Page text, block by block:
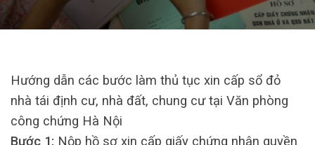
Hướng dẫn các bước làm thủ tục xin cấp sổ đỏ
nhà tái định cư, nhà đất, chung cư tại Văn phòng
công chứng Hà Nội
Bước 1: Nộp hồ sơ xin cấp giấy chứng nhận quyền